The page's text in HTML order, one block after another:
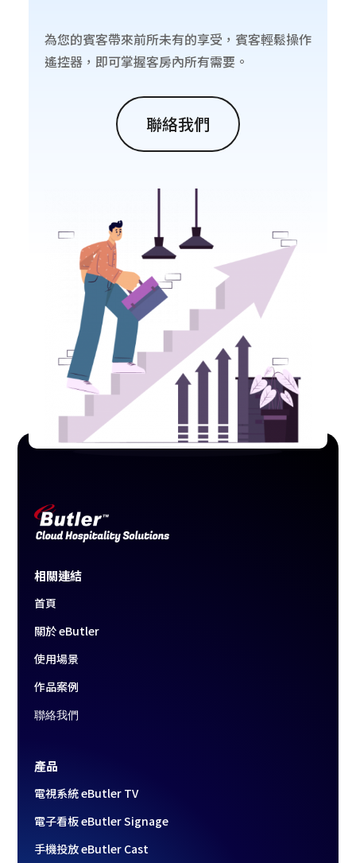
為您的賓客帶來前所未有的享受，賓客輕鬆操作
遙控器，即可掌握客房內所有需要。
聯絡我們
相關連結
首頁
關於 eButler
使用場景
作品案例
聯絡我們
產品
電視系統 eButler TV
電子看板 eButler Signage
手機投放 eButler Cast